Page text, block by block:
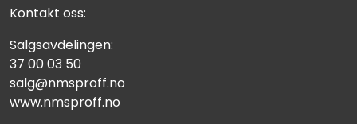
Kontakt oss:
Salgsavdelingen:
37 00 03 50
salg@nmsproff.no
www.nmsproff.no